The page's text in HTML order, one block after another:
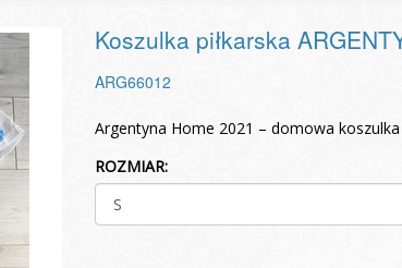
Koszulka piłkarska
ARG66012
Argentyna Home 2021 – domowa
ROZMIAR: